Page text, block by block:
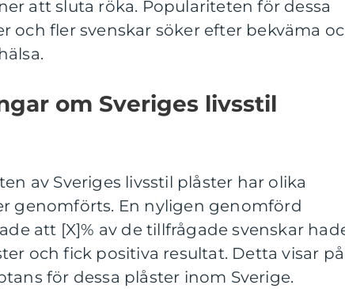
att sluta röka. Populariteten för dessa
och fler svenskar söker efter bekväma
om Sveriges livsstil
av Sveriges livsstil plåster har olika
genomförts. En nyligen genomförd
att [X]% av de tillfrågade svenskar
och fick positiva resultat. Detta visar på
för dessa plåster inom Sverige.